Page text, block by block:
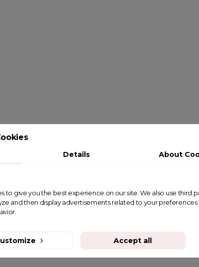
Details About
to give you the best experience on our site. We also use third
and then display advertisements related to your
Accept all